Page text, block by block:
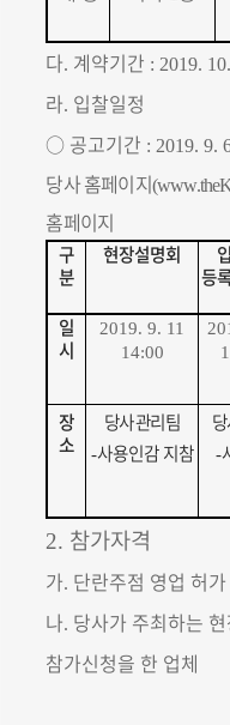
다. 계약기간 : 2019.
라. 입찰일정
○ 공고기간 : 2019. 9.
당사 홈페이지(
홈페이지
구
분
현장설명회
등
일
시
2019. 9. 11
14:00
장
소
당사 관리팀
-사용인감 지참 -
2. 참가자격
가. 단란주점 영업 허
나. 당사가 주최하는
참가신청을 한 업체